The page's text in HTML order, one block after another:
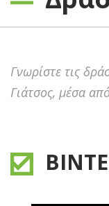
Γνωρίστε τις
Γιάτσος, μέσα